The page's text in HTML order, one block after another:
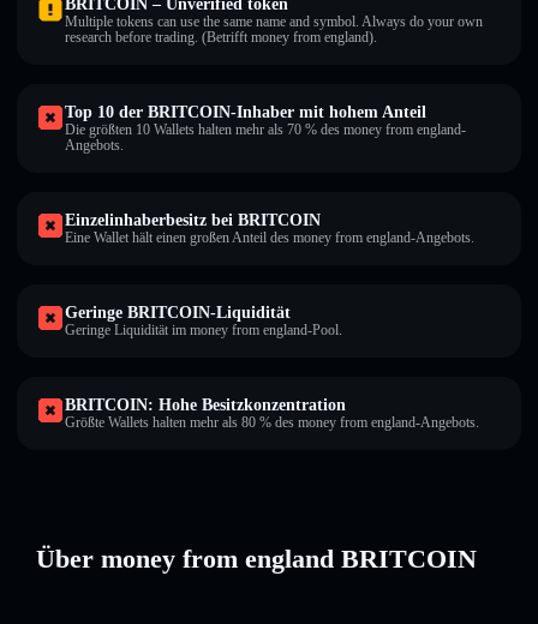
BRITCOIN – Unverified token
Multiple tokens can use the same name and symbol. Always do your own
research before trading. (Betrifft money from england).
Top 10 der BRITCOIN-Inhaber mit hohem Anteil
Die größten 10 Wallets halten mehr als 70 % des money from england-
Angebots.
Einzelinhaberbesitz bei BRITCOIN
Eine Wallet hält einen großen Anteil des money from england-Angebots.
Geringe BRITCOIN-Liquidität
Geringe Liquidität im money from england-Pool.
BRITCOIN: Hohe Besitzkonzentration
Größte Wallets halten mehr als 80 % des money from england-Angebots.
Über money from england BRITCOIN